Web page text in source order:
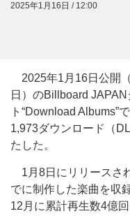
2025年1月16日 / 12:00
2025年1月16日公開
日）のBillboard
ト“Download Albums”
1,973ダウンロード（
たした。
1月8日にリリースさ
でに制作した楽曲を収
12月に累計再生数4億